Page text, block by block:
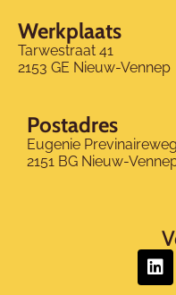
Werkplaats
Tarwestraat 41
2153 GE Nieuw-Vennep
Postadres
Eugenie
2151 BG Nieuw-